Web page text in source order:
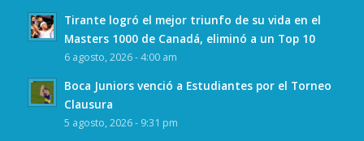
Tirante logró el mejor triunfo de su vida en el
Masters 1000 de Canadá, eliminó a un Top 10
6 agosto, 2026 - 4:00 am
Boca Juniors venció a Estudiantes por el Torneo
Clausura
5 agosto, 2026 - 9:31 pm